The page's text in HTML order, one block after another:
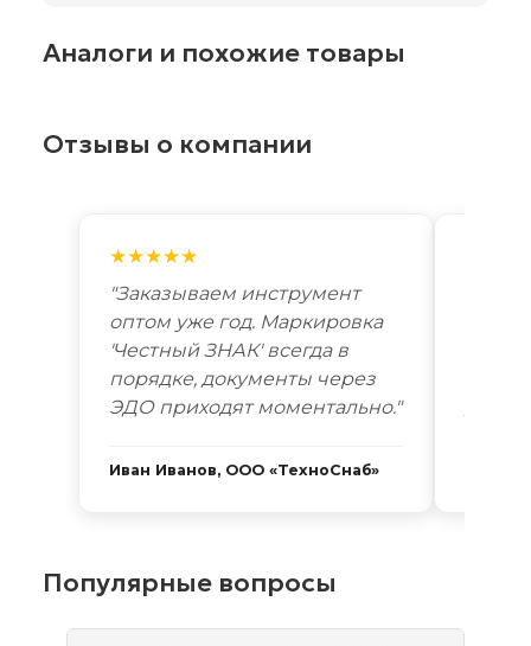
Аналоги и похожие товары
Отзывы о компании
★★★★★
"Заказываем инструмент
оптом уже год. Маркировка
'Честный ЗНАК' всегда в
порядке, документы через
ЭДО приходят моментально."
Иван Иванов, ООО «ТехноСнаб»
Популярные вопросы